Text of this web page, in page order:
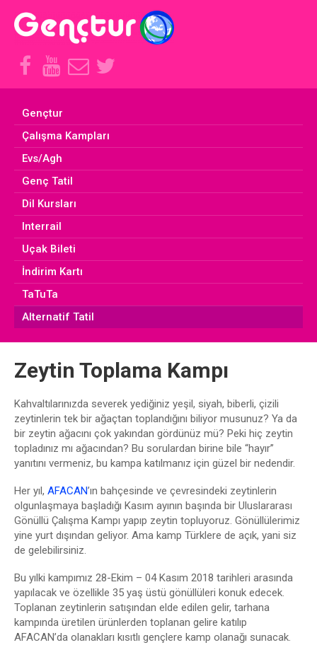
Facebook
Hesabımız
Youtube
Hesabımız
E-
Posta
Twitter
Hesabımız
Gençtur
Çalışma Kampları
Evs/Agh
Genç Tatil
Dil Kursları
Interrail
Uçak Bileti
İndirim Kartı
TaTuTa
Alternatif Tatil
Zeytin Toplama Kampı
Kahvaltılarınızda severek yediğiniz yeşil, siyah, biberli, çizili
zeytinlerin tek bir ağaçtan toplandığını biliyor musunuz? Ya da
bir zeytin ağacını çok yakından gördünüz mü? Peki hiç zeytin
topladınız mı ağacından? Bu sorulardan birine bile “hayır”
yanıtını vermeniz, bu kampa katılmanız için güzel bir nedendir.
Her yıl, AFACAN’ın bahçesinde ve çevresindeki zeytinlerin
olgunlaşmaya başladığı Kasım ayının başında bir Uluslararası
Gönüllü Çalışma Kampı yapıp zeytin topluyoruz. Gönüllülerimiz
yine yurt dışından geliyor. Ama kamp Türklere de açık, yani siz
de gelebilirsiniz.
Bu yılki kampımız 28-Ekim – 04 Kasım 2018 tarihleri arasında
yapılacak ve özellikle 35 yaş üstü gönüllüleri konuk edecek.
Toplanan zeytinlerin satışından elde edilen gelir, tarhana
kampında üretilen ürünlerden toplanan gelire katılıp
AFACAN’da olanakları kısıtlı gençlere kamp olanağı sunacak.